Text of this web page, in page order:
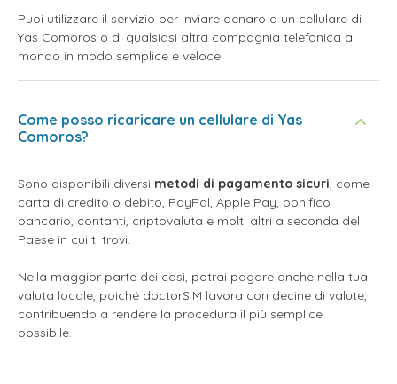
Puoi utilizzare il servizio per inviare denaro a un cellulare di
Yas Comoros o di qualsiasi altra compagnia telefonica al
mondo in modo semplice e veloce.
Come posso ricaricare un cellulare di Yas
Comoros?
Sono disponibili diversi metodi di pagamento sicuri, come
carta di credito o debito, PayPal, Apple Pay, bonifico
bancario, contanti, criptovaluta e molti altri a seconda del
Paese in cui ti trovi.
Nella maggior parte dei casi, potrai pagare anche nella tua
valuta locale, poiché doctorSIM lavora con decine di valute,
contribuendo a rendere la procedura il più semplice
possibile.